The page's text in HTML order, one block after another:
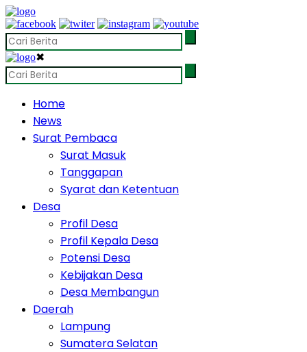
✖
Home
News
Surat Pembaca
Surat Masuk
Tanggapan
Syarat dan Ketentuan
Desa
Profil Desa
Profil Kepala Desa
Potensi Desa
Kebijakan Desa
Desa Membangun
Daerah
Lampung
Sumatera Selatan